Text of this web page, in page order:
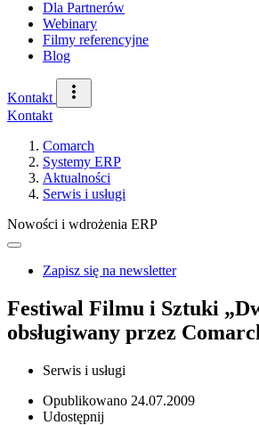
Dla Partnerów
Webinary
Filmy referencyjne
Blog
Kontakt
Kontakt
Comarch
Systemy ERP
Aktualności
Serwis i usługi
Nowości i wdrożenia ERP
Zapisz się na newsletter
Festiwal Filmu i Sztuki
obsługiwany przez
Serwis i usługi
Opublikowano 24.07.2009
Udostępnij